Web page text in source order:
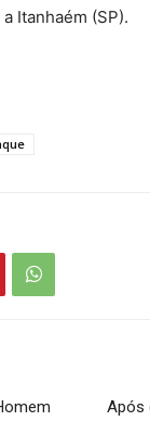
Itanhaém (SP).
Após